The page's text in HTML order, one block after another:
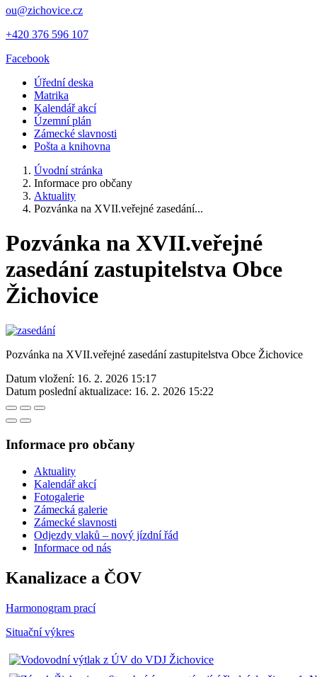
ou@zichovice.cz
+420 ​​376 596 107
Facebook
Úřední deska
Matrika
Kalendář akcí
Územní plán
Zámecké slavnosti
Pošta a knihovna
Úvodní stránka
Informace pro občany
Aktuality
Pozvánka na XVII.veřejné zasedání...
Pozvánka na XVII.veřejné
zasedání zastupitelstva Obce
Žichovice
Pozvánka na XVII.veřejné zasedání zastupitelstva Obce Žichovice
Datum vložení: 16. 2. 2026 15:17
Datum poslední aktualizace: 16. 2. 2026 15:22
Informace pro občany
Aktuality
Kalendář akcí
Fotogalerie
Zámecká galerie
Zámecké slavnosti
Odjezdy vlaků – nový jízdní řád
Informace od nás
Kanalizace a ČOV
Harmonogram prací
Situační výkres